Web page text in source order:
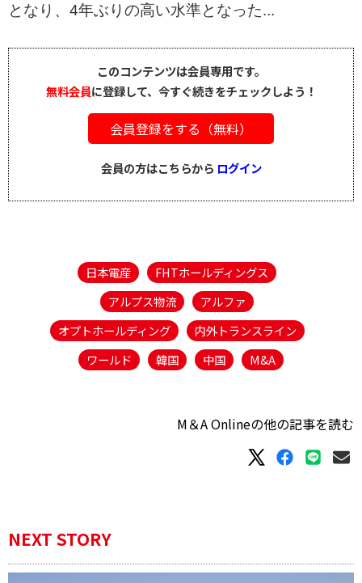
となり、4年ぶりの高い水準となった...
このコンテンツは会員専用です。
無料会員に登録して、今すぐ続きをチェックしよう！
会員登録をする（無料）
会員の方はこちらから ログイン
日本電産
FHTホールディングス
アルプス物流
アルファ
オプトホールディング
内外トランスライン
ワールド
韓国 中国 M&A
M＆A Onlineの他の記事を読む
NEXT STORY